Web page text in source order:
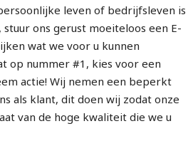
leven of bedrijfsleven is
ons gerust moeiteloos een E-
wat we voor u kunnen
op nummer #1, kies voor een
actie! Wij nemen een beperkt
als klant, dit doen wij zodat onze
van de hoge kwaliteit die we u